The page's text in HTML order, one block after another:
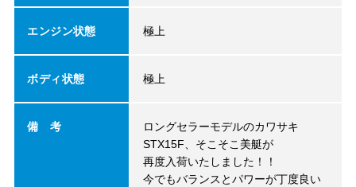
エンジン状態 極上
ボディ状態 極上
備 考
ロングセラーモデルのカワサキ
STX15F、そこそこ美艇が
再度入荷いたしました！！
今でもバランスとパワーが丁度良い